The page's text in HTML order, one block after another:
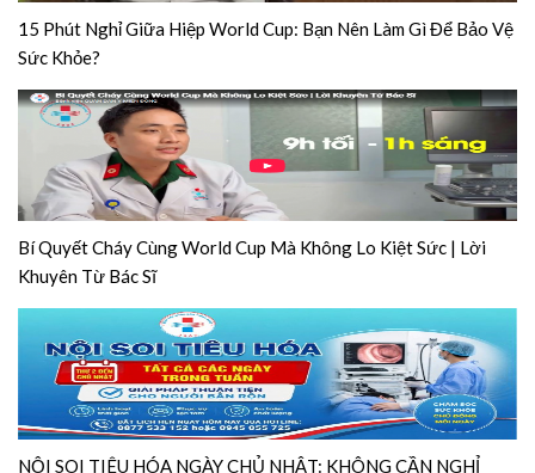
15 Phút Nghỉ Giữa Hiệp World Cup: Bạn Nên Làm Gì Để Bảo Vệ
Sức Khỏe?
Bí Quyết Cháy Cùng World Cup Mà Không Lo Kiệt Sức | Lời
Khuyên Từ Bác Sĩ
NỘI SOI TIÊU HÓA NGÀY CHỦ NHẬT: KHÔNG CẦN NGHỈ